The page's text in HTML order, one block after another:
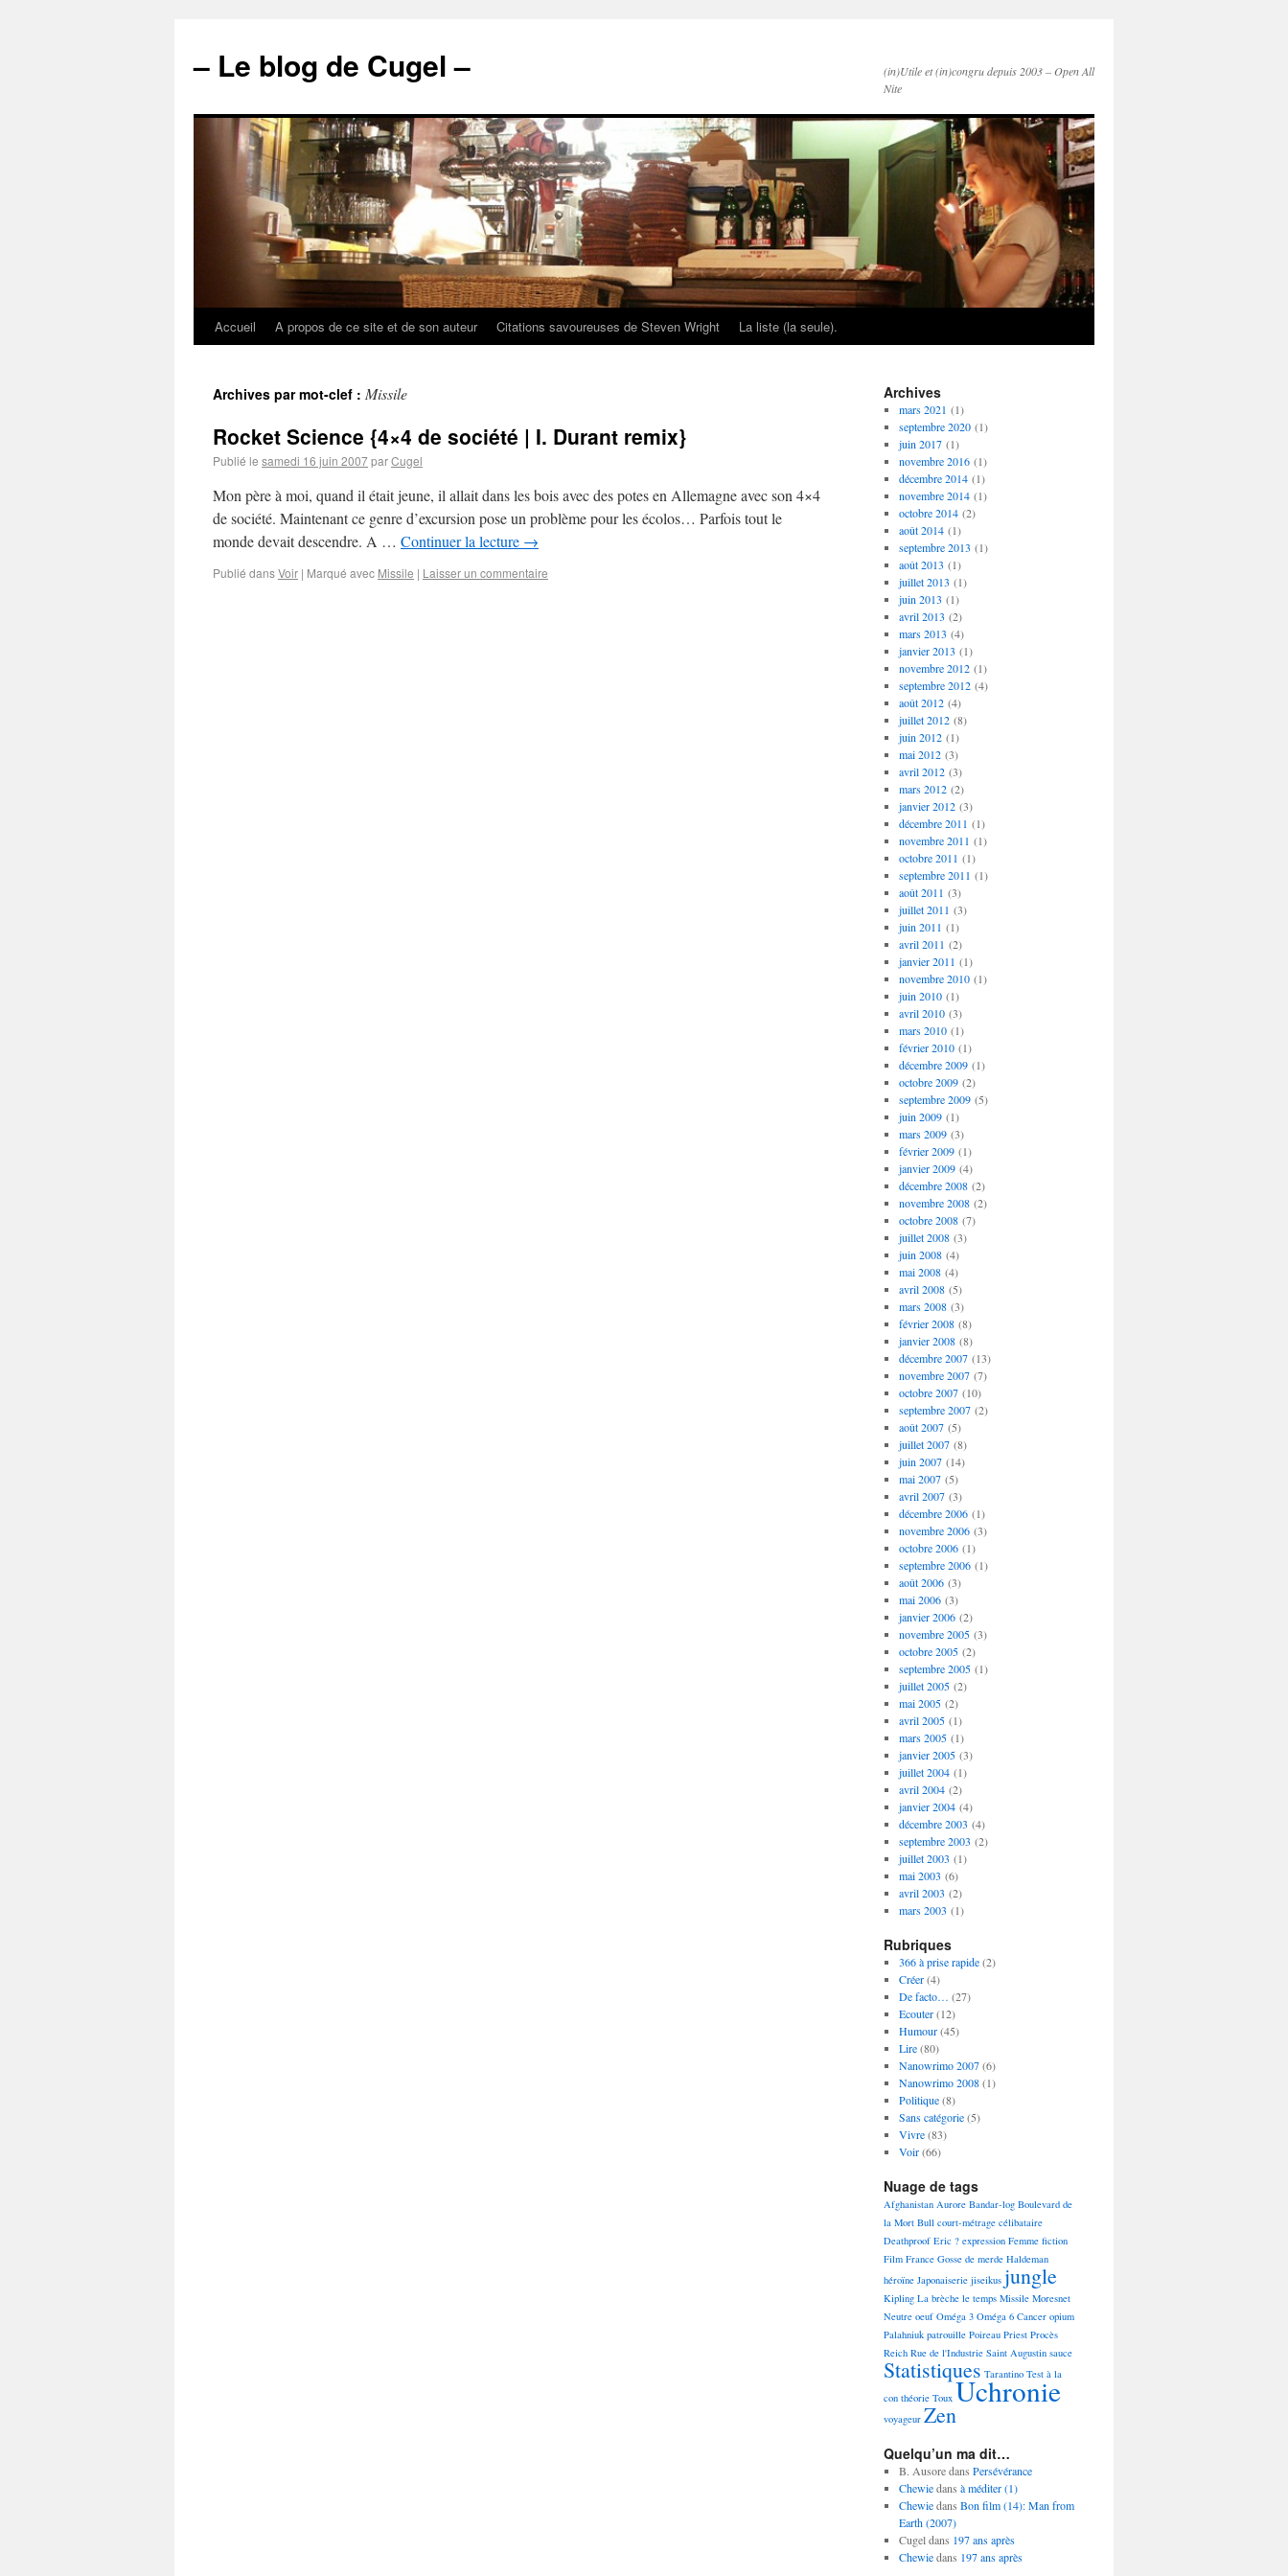
– Le blog de Cugel –
(in)Utile et (in)congru depuis 2003 – Open All
Nite
Accueil A propos de ce site et de son auteur Citations savoureuses de Steven Wright La liste (la seule).
Archives par mot-clef : Missile
Rocket Science {4×4 de société | I. Durant remix}
Publié le samedi 16 juin 2007parCugel
Mon père à moi, quand il était jeune, il allait dans les bois avec des potes en Allemagne avec son 4×4
de société. Maintenant ce genre d’excursion pose un problème pour les écolos… Parfois tout le
monde devait descendre. A … Continuer la lecture →
Publié dansVoir | Marqué avec Missile | Laisser un commentaire
Archives
mars 2021 (1)
septembre 2020(1)
juin 2017(1)
novembre 2016(1)
décembre 2014(1)
novembre 2014(1)
octobre 2014(2)
août 2014(1)
septembre 2013 (1)
août 2013 (1)
juillet 2013 (1)
juin 2013 (1)
avril 2013 (2)
mars 2013 (4)
janvier 2013 (1)
novembre 2012(1)
septembre 2012(4)
août 2012(4)
juillet 2012(8)
juin 2012(1)
mai 2012(3)
avril 2012(3)
mars 2012(2)
janvier 2012(3)
décembre 2011 (1)
novembre 2011 (1)
octobre 2011 (1)
septembre 2011 (1)
août 2011 (3)
juillet 2011 (3)
juin 2011 (1)
avril 2011 (2)
janvier 2011 (1)
novembre 2010(1)
juin 2010(1)
avril 2010(3)
mars 2010(1)
février 2010(1)
décembre 2009(1)
octobre 2009(2)
septembre 2009(5)
juin 2009(1)
mars 2009(3)
février 2009(1)
janvier 2009(4)
décembre 2008(2)
novembre 2008(2)
octobre 2008(7)
juillet 2008(3)
juin 2008(4)
mai 2008(4)
avril 2008(5)
mars 2008(3)
février 2008(8)
janvier 2008(8)
décembre 2007(13)
novembre 2007(7)
octobre 2007(10)
septembre 2007(2)
août 2007(5)
juillet 2007(8)
juin 2007(14)
mai 2007(5)
avril 2007(3)
décembre 2006(1)
novembre 2006(3)
octobre 2006(1)
septembre 2006(1)
août 2006(3)
mai 2006(3)
janvier 2006(2)
novembre 2005(3)
octobre 2005(2)
septembre 2005(1)
juillet 2005(2)
mai 2005(2)
avril 2005(1)
mars 2005(1)
janvier 2005(3)
juillet 2004(1)
avril 2004(2)
janvier 2004(4)
décembre 2003 (4)
septembre 2003 (2)
juillet 2003 (1)
mai 2003 (6)
avril 2003 (2)
mars 2003 (1)
Rubriques
366 à prise rapide(2)
Créer(4)
De facto… (27)
Ecouter(12)
Humour(45)
Lire(80)
Nanowrimo 2007(6)
Nanowrimo 2008(1)
Politique(8)
Sans catégorie(5)
Vivre(83)
Voir(66)
Nuage de tags
Afghanistan Aurore Bandar-log Boulevard de
la Mort Bull court-métrage célibataire
Deathproof Eric ? expression Femme fiction
Film France Gosse de merde Haldeman
héroïne Japonaiserie jiseikus jungle
Kipling La brèche le temps Missile Moresnet
Neutre oeuf Oméga 3 Oméga 6 Cancer opium
Palahniuk patrouille Poireau Priest Procès
Reich Rue de l'Industrie Saint Augustin sauce
Statistiques Tarantino Test à la
con théorie Toux Uchronie
voyageur Zen
Quelqu’un ma dit…
B. Ausoredans Persévérance
Chewiedans à méditer (1)
Chewiedans Bon film (14): Man from
Earth (2007)
Cugeldans 197 ans après
Chewiedans 197 ans après